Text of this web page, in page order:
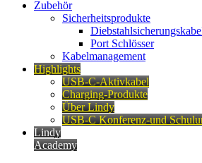
Zubehör
Sicherheitsprodukte
Port Schlösser
Kabelmanagement
Highlights
USB-C-Aktivkabel
Charging-Produkte
Über Lindy
USB-C Konferenz-und
Lindy
Academy